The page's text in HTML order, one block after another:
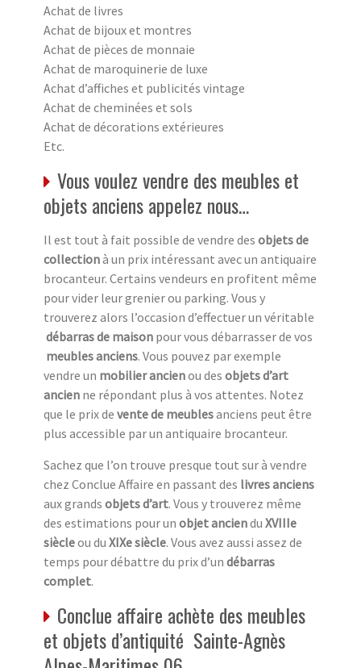
Achat de livres
Achat de bijoux et montres
Achat de pièces de monnaie
Achat de maroquinerie de luxe
Achat d’affiches et publicités vintage
Achat de cheminées et sols
Achat de décorations extérieures
Etc.
Vous voulez vendre des meubles et
objets anciens appelez nous…
Il est tout à fait possible de vendre des objets de
collectionà un prix intéressant avec un antiquaire
brocanteur. Certains vendeurs en profitent même
pour vider leur grenier ou parking. Vous y
trouverez alors l’occasion d’effectuer un véritable
débarras de maison pour vous débarrasser de vos
meubles anciens. Vous pouvez par exemple
vendre un mobilier ancienou des objets d’art
ancien ne répondant plus à vos attentes. Notez
que le prix de vente de meublesanciens peut être
plus accessible par un antiquaire brocanteur.
Sachez que l’on trouve presque tout sur à vendre
chez Conclue Affaire en passant des livres anciens
aux grands objets d’art. Vous y trouverez même
des estimations pour un objet anciendu XVIIIe
siècleou du XIXe siècle. Vous avez aussi assez de
temps pour débattre du prix d’un débarras
complet.
Conclue affaire achète des meubles
et objets d’antiquité Sainte-Agnès